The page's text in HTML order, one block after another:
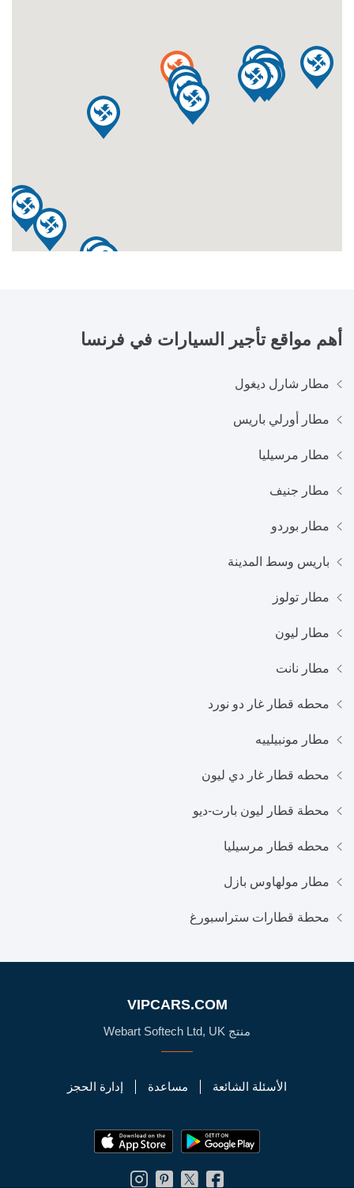
أهم مواقع تأجير السيارات في فرنسا
مطار شارل ديغول
مطار أورلي باريس
مطار مرسيليا
مطار جنيف
مطار بوردو
باريس وسط المدينة
مطار تولوز
مطار ليون
مطار نانت
محطه قطار غار دو نورد
مطار مونبيلييه
محطه قطار غار دي ليون
محطة قطار ليون بارت-ديو
محطه قطار مرسيليا
مطار مولهاوس بازل
محطة قطارات ستراسبورغ
VIPCARS.COM
منتج Webart Softech Ltd, UK
الأسئلة الشائعة مساعدة إدارة الحجز